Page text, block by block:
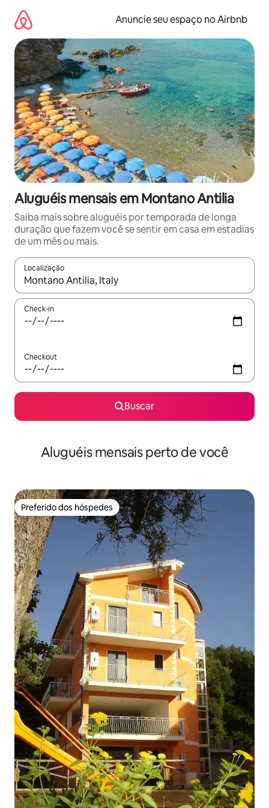
para
conteúdo
Anuncie seu espaço no Airbnb
Aluguéis mensais em Montano Antilia
Saiba mais sobre aluguéis por temporada de longa
duração que fazem você se sentir em casa em estadias
de um mês ou mais.
Localização
Quando os resultados estiverem disponíveis, explore-os
Check-in
Checkout
Buscar
Aluguéis mensais perto de você
Preferido dos hóspedes
Preferido dos hóspedes